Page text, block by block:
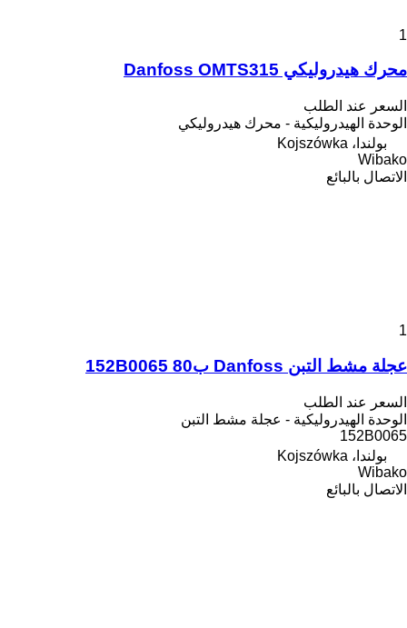
1
محرك هيدروليكي Danfoss OMTS315
السعر عند الطلب
الوحدة الهيدروليكية - محرك هيدروليكي
بولندا، Kojszówka
Wibako
الاتصال بالبائع
1
عجلة مشط التبن Danfoss ب80 152B0065
السعر عند الطلب
الوحدة الهيدروليكية - عجلة مشط التبن
152B0065
بولندا، Kojszówka
Wibako
الاتصال بالبائع